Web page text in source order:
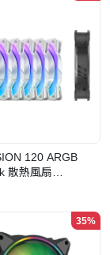
120 ARGB
散熱風扇
ARGB-W_5PK)
35%